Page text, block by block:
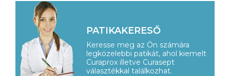
PATIKAKERESŐ
Keresse meg az Ön számára
legközelebbi patikát, ahol kiemelt
Curaprox illetve Curasept
választékkal találkozhat.